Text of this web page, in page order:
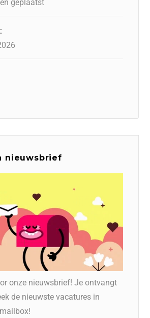
geplaatst
nieuwsbrief
onze nieuwsbrief! Je ontvangt
de nieuwste vacatures in